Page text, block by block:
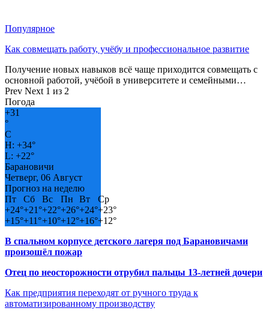
Популярное
Как совмещать работу, учёбу и профессиональное развитие
Получение новых навыков всё чаще приходится совмещать с
основной работой, учёбой в университете и семейными…
Prev Next 1 из 2
Погода
+31
°
C
H: +34°
L: +22°
Барановичи
Четверг, 06 Август
Прогноз на неделю
Пт
Сб Вс Пн Вт
Ср
+24°+21°+22°+26°+24°+23°
+15°+11°+10°+12°+16°+12°
В спальном корпусе детского лагеря под Барановичами
произошёл пожар
Отец по неосторожности отрубил пальцы 13-летней дочери
Как предприятия переходят от ручного труда к
автоматизированному производству